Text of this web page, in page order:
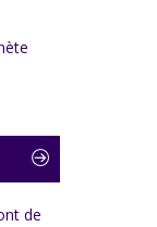
de